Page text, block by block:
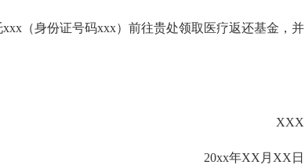
（身份证号码xxx）前往贵处领取医疗返还基金，并
XXX
20xx年XX月XX日